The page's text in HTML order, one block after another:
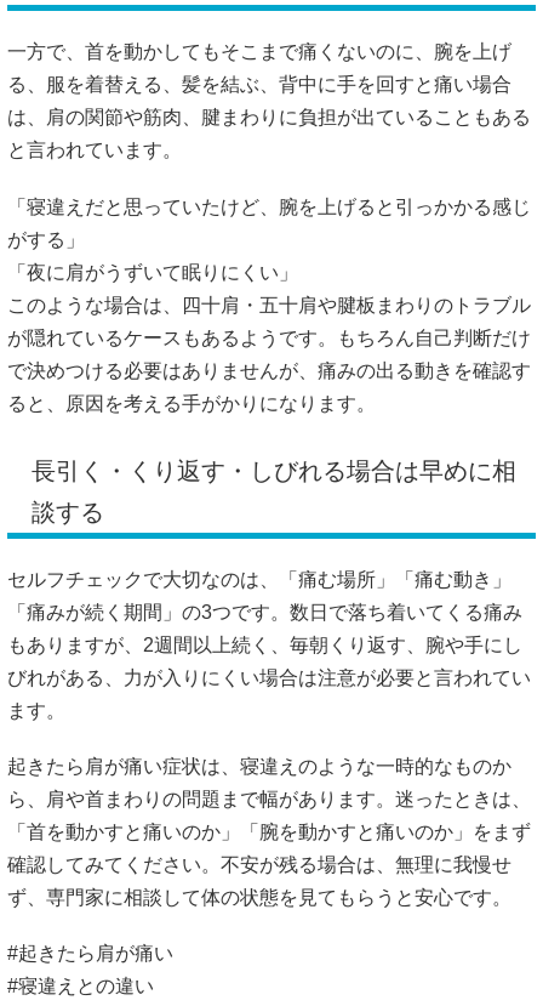
一方で、首を動かしてもそこまで痛くないのに、腕を上げ
る、服を着替える、髪を結ぶ、背中に手を回すと痛い場合
は、肩の関節や筋肉、腱まわりに負担が出ていることもある
と言われています。
「寝違えだと思っていたけど、腕を上げると引っかかる感じ
がする」
「夜に肩がうずいて眠りにくい」
このような場合は、四十肩・五十肩や腱板まわりのトラブル
が隠れているケースもあるようです。もちろん自己判断だけ
で決めつける必要はありませんが、痛みの出る動きを確認す
ると、原因を考える手がかりになります。
長引く・くり返す・しびれる場合は早めに相
談する
セルフチェックで大切なのは、「痛む場所」「痛む動き」
「痛みが続く期間」の3つです。数日で落ち着いてくる痛み
もありますが、2週間以上続く、毎朝くり返す、腕や手にし
びれがある、力が入りにくい場合は注意が必要と言われてい
ます。
起きたら肩が痛い症状は、寝違えのような一時的なものか
ら、肩や首まわりの問題まで幅があります。迷ったときは、
「首を動かすと痛いのか」「腕を動かすと痛いのか」をまず
確認してみてください。不安が残る場合は、無理に我慢せ
ず、専門家に相談して体の状態を見てもらうと安心です。
#起きたら肩が痛い
#寝違えとの違い